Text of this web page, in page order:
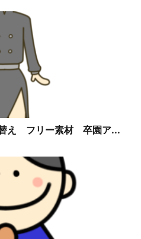
え フリー素材 卒園ア...